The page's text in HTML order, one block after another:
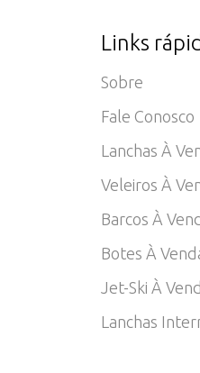
Links
Sobre
Fale Conosco
Lanchas À
Veleiros À
Barcos À
Botes À
Jet-Ski À
Lanchas